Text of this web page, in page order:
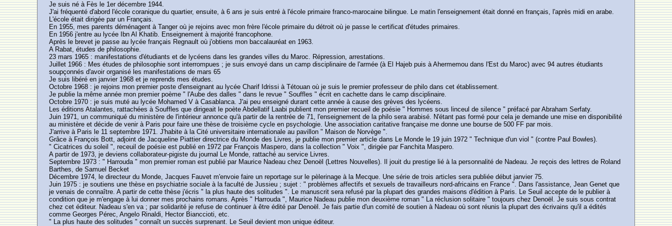
Je suis né à Fès le 1er décembre 1944.
J'ai fréquenté d'abord l'école coranique du quartier, ensuite, à 6 ans je suis entré à l'école primaire franco-marocaine bilingue. Le matin l'enseignement était donné en français, l'après midi en arabe.
L'école était dirigée par un Français.
En 1955, mes parents déménagent à Tanger où je rejoins avec mon frère l'école primaire du détroit où je passe le certificat d'études primaires.
En 1956 j'entre au lycée Ibn Al Khatib. Enseignement à majorité francophone.
Après le brevet je passe au lycée français Regnault où j'obtiens mon baccalauréat en 1963.
A Rabat, études de philosophie.
23 mars 1965 : manifestations d'étudiants et de lycéens dans les grandes villes du Maroc. Répression, arrestations.
Juillet 1966 : Mes études de philosophie sont interrompues ; je suis envoyé dans un camp disciplinaire de l'armée (à El Hajeb puis à Ahermemou dans l'Est du Maroc) avec 94 autres étudiants
soupçonnés d'avoir organisé les manifestations de mars 65
Je suis libéré en janvier 1968 et je reprends mes études.
Octobre 1968 : je rejoins mon premier poste d'enseignant au lycée Charif Idrissi à Tétouan où je suis le premier professeur de philo dans cet établissement.
Je publie la même année mon premier poème " l'Aube des dalles " dans le revue " Souffles " écrit en cachette dans le camp disciplinaire.
Octobre 1970 : je suis muté au lycée Mohamed V à Casablanca. J'ai peu enseigné durant cette année à cause des grèves des lycéens.
Les éditions Atalantes, rattachées à Souffles que dirigeait le poète Abdellatif Laabi publient mon premier recueil de poésie " Hommes sous linceul de silence " préfacé par Abraham Serfaty.
Juin 1971, un communiqué du ministère de l'intérieur annonce qu'à partir de la rentrée de 71, l'enseignement de la philo sera arabisé. N'étant pas formé pour cela je demande une mise en disponibilité
au ministère et décide de venir à Paris pour faire une thèse de troisième cycle en psychologie. Une association caritative française me donne une bourse de 500 FF par mois.
J'arrive à Paris le 11 septembre 1971. J'habite à la Cité universitaire internationale au pavillon " Maison de Norvège ".
Grâce à François Bott, adjoint de Jacqueline Piattier directrice du Monde des Livres, je publie mon premier article dans Le Monde le 19 juin 1972 " Technique d'un viol " (contre Paul Bowles).
" Cicatrices du soleil ", receuil de poésie est publié en 1972 par François Maspero, dans la collection " Voix ", dirigée par Fanchita Maspero.
A partir de 1973, je deviens collaborateur-pigiste du journal Le Monde, rattaché au service Livres.
Septembre 1973 : " Harrouda " mon premier roman est publié par Maurice Nadeau chez Denoël (Lettres Nouvelles). Il jouit du prestige lié à la personnalité de Nadeau. Je reçois des lettres de Roland
Barthes, de Samuel Becket
Décembre 1974, le directeur du Monde, Jacques Fauvet m'envoie faire un reportage sur le pèlerinage à la Mecque. Une série de trois articles sera publiée début janvier 75.
Juin 1975 : je soutiens une thèse en psychiatrie sociale à la faculté de Jussieu ; sujet : " problèmes affectifs et sexuels de travailleurs nord-africains en France ". Dans l'assistance, Jean Genet que
je venais de connaître. A partir de cette thèse j'écris " la plus haute des solitudes ". Le manuscrit sera refusé par la plupart des grandes maisons d'édition à Paris. Le Seuil accepte de le publier à
condition que je m'engage à lui donner mes prochains romans. Après " Harrouda ", Maurice Nadeau publie mon deuxième roman " La réclusion solitaire " toujours chez Denoël. Je suis sous contrat
chez cet éditeur. Nadeau s'en va ; par solidarité je refuse de continuer à être édité par Denoël. Je fais partie d'un comité de soutien à Nadeau où sont réunis la plupart des écrivains qu'il a édités
comme Georges Pérec, Angelo Rinaldi, Hector Bianccioti, etc.
" La plus haute des solitudes " connaît un succès surprenant. Le Seuil devient mon unique éditeur.